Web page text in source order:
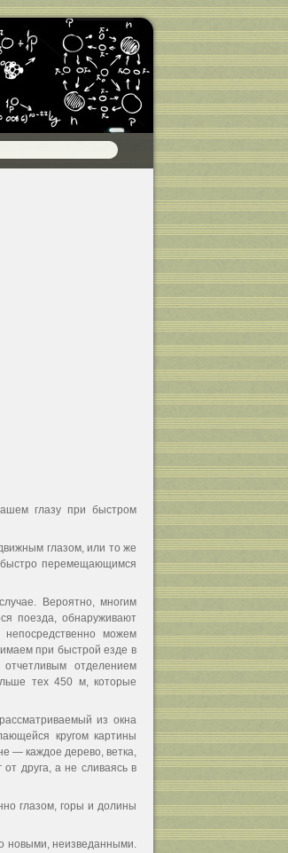
глазу при быстром
глазом, или то же
быстро перемещающимся
Вероятно, многим
поезда, обнаруживают
можем
при быстрой езде в
отделением
тех 450 м, которые
из окна
кругом картины
— каждое дерево, ветка,
друга, а не сливаясь в
глазом, горы и долины
новыми, неизведанными.